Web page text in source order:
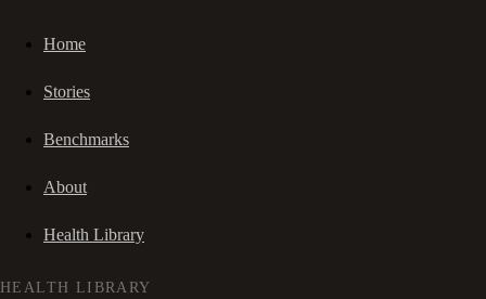
Home
Stories
Benchmarks
About
Health Library
HEALTH LIBRARY